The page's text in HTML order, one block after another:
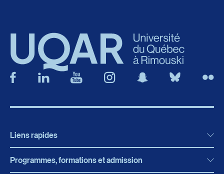
Liens rapides
Actualités
Programmes, formations et admission